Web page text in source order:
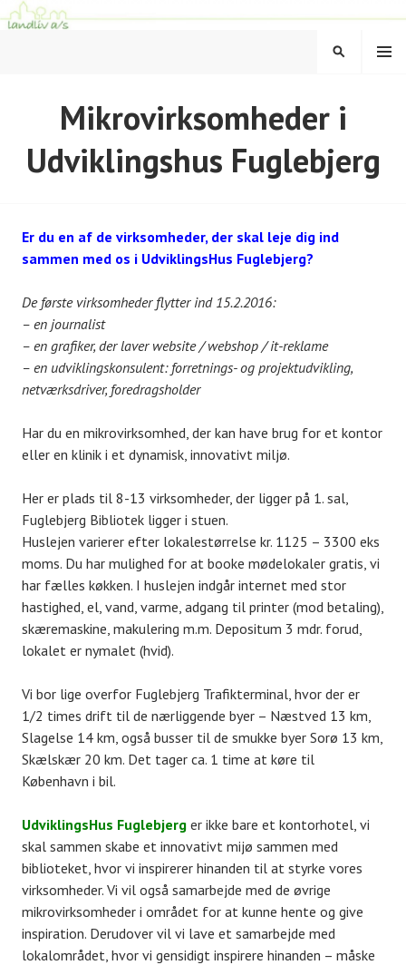
Hop
til
LANDLIV
MENU
SØG
Mikrovirksomheder i
Udviklingshus Fuglebjerg
Er du en af de virksomheder, der skal leje dig ind
sammen med os i UdviklingsHus Fuglebjerg?
De første virksomheder flytter ind 15.2.2016:
– en journalist
– en grafiker, der laver website / webshop / it-reklame
– en udviklingskonsulent: forretnings- og projektudvikling,
netværksdriver, foredragsholder
Har du en mikrovirksomhed, der kan have brug for et kontor
eller en klinik i et dynamisk, innovativt miljø.
Her er plads til 8-13 virksomheder, der ligger på 1. sal,
Fuglebjerg Bibliotek ligger i stuen.
Huslejen varierer efter lokalestørrelse kr. 1125 – 3300 eks
moms. Du har mulighed for at booke mødelokaler gratis, vi
har fælles køkken. I huslejen indgår internet med stor
hastighed, el, vand, varme, adgang til printer (mod betaling),
skæremaskine, makulering m.m. Depositum 3 mdr. forud,
lokalet er nymalet (hvid).
Vi bor lige overfor Fuglebjerg Trafikterminal, hvor der er
1/2 times drift til de nærliggende byer – Næstved 13 km,
Slagelse 14 km, også busser til de smukke byer Sorø 13 km,
Skælskær 20 km. Det tager ca. 1 time at køre til
København i bil.
UdviklingsHus Fuglebjerg er ikke bare et kontorhotel, vi
skal sammen skabe et innovativt mijø sammen med
biblioteket, hvor vi inspirerer hinanden til at styrke vores
virksomheder. Vi vil også samarbejde med de øvrige
mikrovirksomheder i området for at kunne hente og give
inspiration. Derudover vil vi lave et samarbejde med
lokalområdet, hvor vi gensidigt inspirere hinanden – måske